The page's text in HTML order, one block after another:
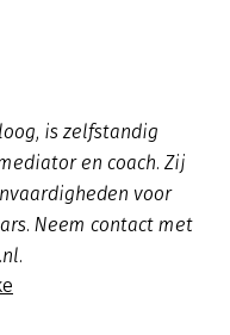
is zelfstandig
en coach. Zij
voor
Neem contact met